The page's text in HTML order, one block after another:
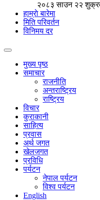
२०८३ साउन २२
हाम्राे बारेमा
मिति परिवर्तन
विनिमय दर
मुख्य पृष्ठ
समाचार
राजनीति
अन्तराष्ट्रिय
राष्ट्रिय
विचार
कुराकानी
साहित्य
प्रवास
अर्थ जगत
खेलजगत
प्रविधि
पर्यटन
नेपाल पर्यटन
विश्व पर्यटन
English